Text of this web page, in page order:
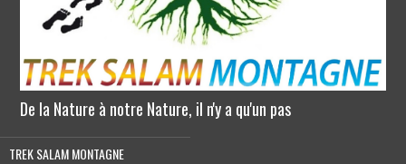
De la Nature à notre Nature, il n'y a qu'un pas
TREK SALAM MONTAGNE